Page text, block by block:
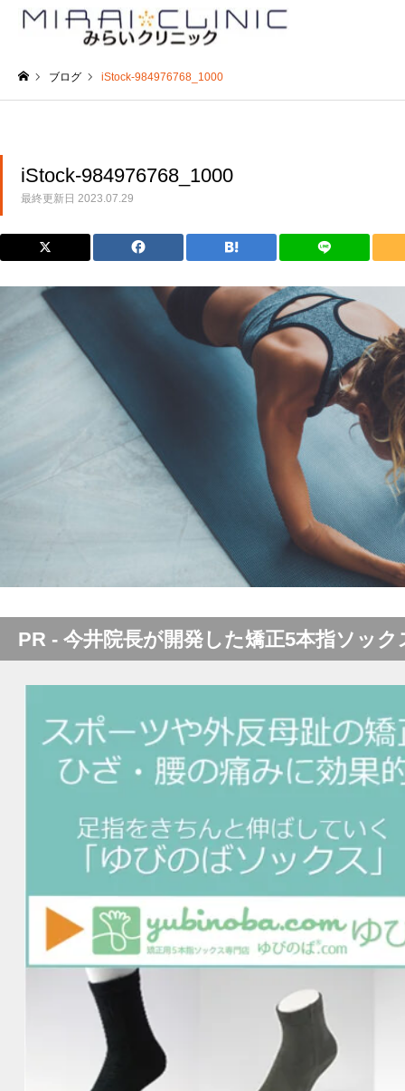
ブログ iStock-984976768_1000
iStock-984976768_1000
最終更新日 2023.07.29
PR - 今井院長が開発した矯正5本指ソック